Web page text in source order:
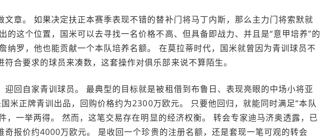
文章。 如果决定扶正本赛季表现不错的替补门将马丁内斯，那么主力门将索默就
的这个位置，国米可以去寻找一名价格不高、但具备即战力、并且是“意甲培养”的
纳罗，他也能贡献一个本队培养名额。 在莫拉蒂时代，国米就曾因为青训球员不
合要求的球员来凑数，这套操作对俱乐部来说不算陌生。
迎回自家青训球员。 最典型的目标就是被租借到布鲁日、表现亮眼的中场小将亚
米正牌青训出品，回购价格约为2300万欧元。 只要他回归，就能同时满足“本队
，一举两得。 然而，这笔交易存在明显的经济权衡。 转会专家迪马济奥透露，已
奇报价约4000万欧元。 是收回一个珍贵的注册名额，还是套现一笔可观的转会